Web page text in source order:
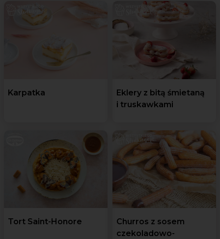
Karpatka
Eklery z bitą śmietaną
i truskawkami
Tort Saint-Honore
Churros z sosem
czekoladowo-